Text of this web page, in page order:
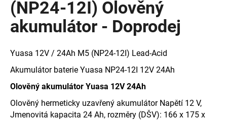
(NP24-12I) Olověný
akumulátor - Doprodej
Yuasa 12V / 24Ah M5 (NP24-12I) Lead-Acid
Akumulátor baterie Yuasa NP24-12I 12V 24Ah
Olověný akumulátor Yuasa 12V 24Ah
Olověný hermeticky uzavřený akumulátor Napětí 12 V,
Jmenovitá kapacita 24 Ah, rozměry (DŠV): 166 x 175 x
a
j
t
?
HLEDAT